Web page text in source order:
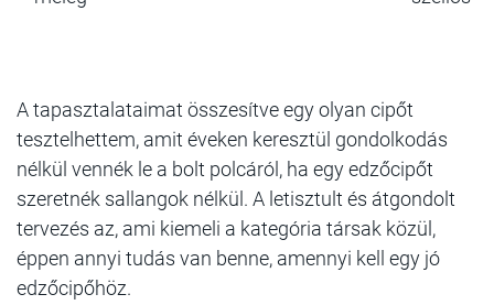
A tapasztalataimat összesítve egy olyan cipőt
tesztelhettem, amit éveken keresztül gondolkodás
nélkül vennék le a bolt polcáról, ha egy edzőcipőt
szeretnék sallangok nélkül. A letisztult és átgondolt
tervezés az, ami kiemeli a kategória társak közül,
éppen annyi tudás van benne, amennyi kell egy jó
edzőcipőhöz.